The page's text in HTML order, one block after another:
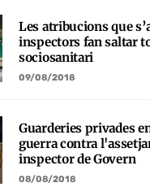
Les atribucions que
inspectors fan saltar
sociosanitari
09/08/2018
Guarderies privades
guerra contra
inspector de Govern
08/08/2018